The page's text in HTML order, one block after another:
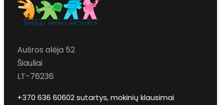
Aušros alėja 52
Šiauliai
LT-76236
+370 636 60602 sutartys, mokinių klausimai